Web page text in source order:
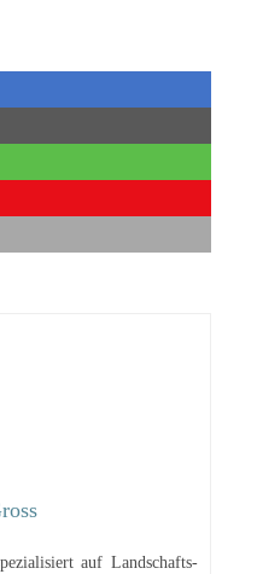
auf Landschafts-